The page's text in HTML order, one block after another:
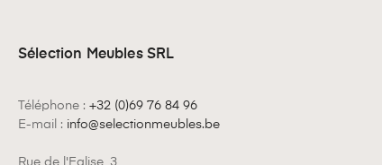
Sélection Meubles SRL
Téléphone : +32 (0)69 76 84 96
E-mail : info@selectionmeubles.be
Rue de l'Eglise, 3